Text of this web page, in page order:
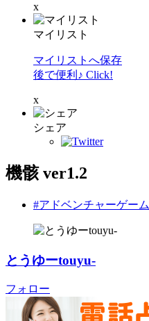
x
マイリスト
マイリストへ保存
後で便利♪ Click!
x
シェア
機骸 ver1.2
#アドベンチャーゲーム
とうゆーtouyu-
フォロー